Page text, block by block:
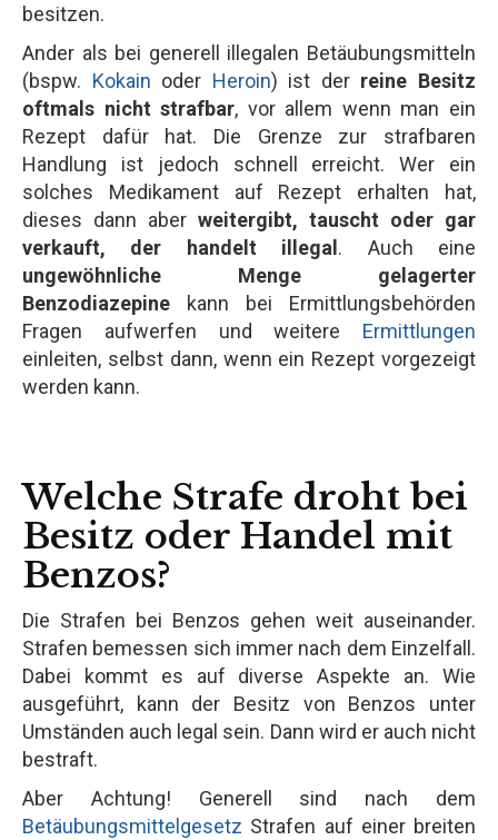
besitzen.
Ander als bei generell illegalen Betäubungsmitteln
(bspw. Kokain oder Heroin) ist der reine Besitz
oftmals nicht strafbar, vor allem wenn man ein
Rezept dafür hat. Die Grenze zur strafbaren
Handlung ist jedoch schnell erreicht. Wer ein
solches Medikament auf Rezept erhalten hat,
dieses dann aber weitergibt, tauscht oder gar
verkauft, der handelt illegal. Auch eine
ungewöhnliche Menge gelagerter
Benzodiazepine kann bei Ermittlungsbehörden
Fragen aufwerfen und weitere Ermittlungen
einleiten, selbst dann, wenn ein Rezept vorgezeigt
werden kann.
Welche Strafe droht bei
Besitz oder Handel mit
Benzos?
Die Strafen bei Benzos gehen weit auseinander.
Strafen bemessen sich immer nach dem Einzelfall.
Dabei kommt es auf diverse Aspekte an. Wie
ausgeführt, kann der Besitz von Benzos unter
Umständen auch legal sein. Dann wird er auch nicht
bestraft.
Aber Achtung! Generell sind nach dem
Betäubungsmittelgesetz Strafen auf einer breiten